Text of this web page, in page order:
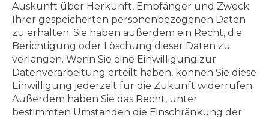
Auskunft über Herkunft, Empfänger und Zweck
Ihrer gespeicherten personenbezogenen Daten
zu erhalten. Sie haben außerdem ein Recht, die
Berichtigung oder Löschung dieser Daten zu
verlangen. Wenn Sie eine Einwilligung zur
Datenverarbeitung erteilt haben, können Sie diese
Einwilligung jederzeit für die Zukunft widerrufen.
Außerdem haben Sie das Recht, unter
bestimmten Umständen die Einschränkung der